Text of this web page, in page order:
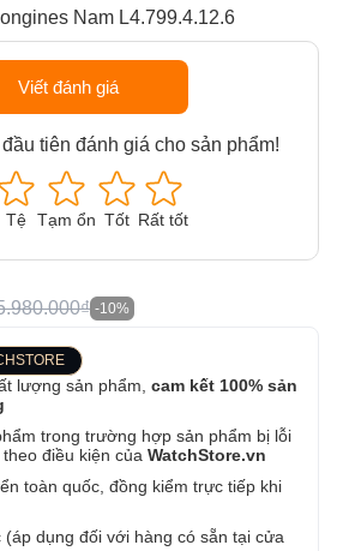
Nam L4.799.4.12.6
Viết đánh giá
tiên đánh giá cho sản phẩm!
Tệ Tạm ổn Tốt Rất tốt
-10%
lượng sản phẩm, cam kết 100% sản
trong trường hợp sản phẩm bị lỗi
điều kiện của WatchStore.vn
toàn quốc, đồng kiểm trực tiếp khi
(áp dụng đối với hàng có sẵn tại cửa